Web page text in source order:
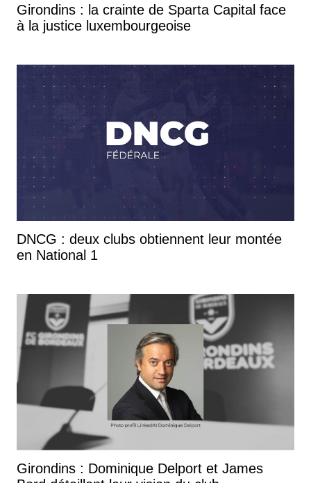
Girondins : la crainte de Sparta Capital face
à la justice luxembourgeoise
DNCG : deux clubs obtiennent leur montée
en National 1
Girondins : Dominique Delport et James